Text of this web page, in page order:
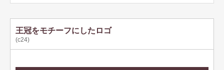
筆名人名刺
不動産関係
王冠をモチーフにしたロゴ
(c24)